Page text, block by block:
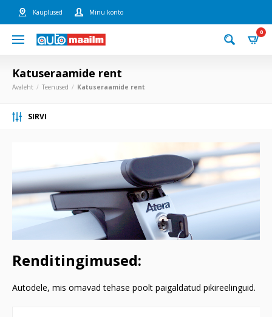
Kauplused Minu konto
0
Katuseraamide rent
Avaleht Teenused Katuseraamide rent
SIRVI
Renditingimused:
Autodele, mis omavad tehase poolt paigaldatud pikireelinguid.